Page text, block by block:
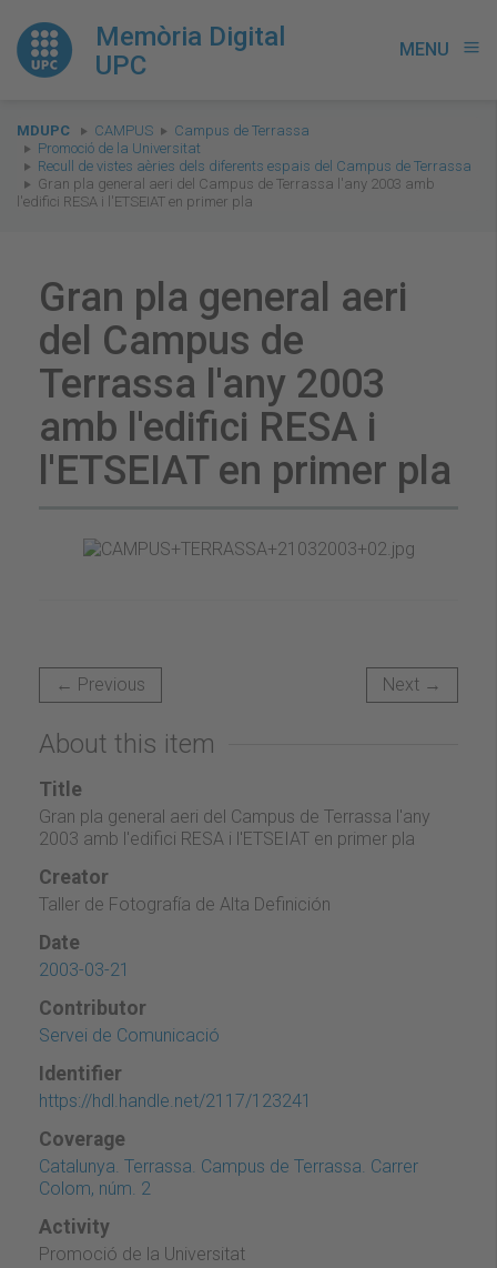
Memòria Digital
UPC
MENU menu
You
are
here:
MDUPC CAMPUS
Campus de Terrassa
Promoció de la Universitat
Recull de vistes aèries dels diferents espais del Campus de Terrassa
Gran pla general aeri del Campus de Terrassa l'any 2003 amb
l'edifici RESA i l'ETSEIAT en primer pla
Gran pla general aeri
del Campus de
Terrassa l'any 2003
amb l'edifici RESA i
l'ETSEIAT en primer pla
← Previous Next →
About this item
Title
Gran pla general aeri del Campus de Terrassa l'any
2003 amb l'edifici RESA i l'ETSEIAT en primer pla
Creator
Taller de Fotografía de Alta Definición
Date
2003-03-21
Contributor
Servei de Comunicació
Identifier
https://hdl.handle.net/2117/123241
Coverage
Catalunya. Terrassa. Campus de Terrassa. Carrer
Colom, núm. 2
Activity
Promoció de la Universitat